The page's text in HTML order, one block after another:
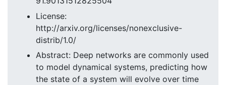
License:
http://arxiv.org/licenses/nonexclusive-
distrib/1.0/
Abstract: Deep networks are commonly used
to model dynamical systems, predicting how
the state of a system will evolve over time